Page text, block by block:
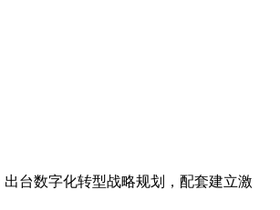
台数字化转型战略规划，配套建立激